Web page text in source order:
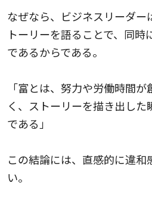
なぜなら、ビジネスリーダー
トーリーを語ることで、同
であるからである。
「富とは、努力や労働時間
く、ストーリーを描き出した
である」
この結論には、直感的に違和
い。